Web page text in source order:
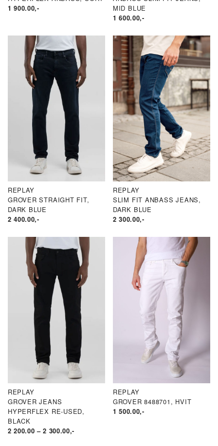
1 900.00,-
MID BLUE
1 600.00,-
REPLAY
GROVER STRAIGHT FIT,
DARK BLUE
2 400.00,-
REPLAY
SLIM FIT ANBASS JEANS,
DARK BLUE
2 300.00,-
REPLAY
GROVER JEANS
HYPERFLEX RE-USED,
BLACK
2 200.00 – 2 300.00PRISOMRÅDE:
,-
REPLAY
GROVER 8488701, HVIT
1 500.00,-